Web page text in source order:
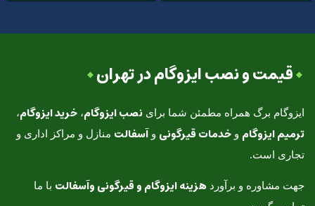
قیمت و نصب ایزوگام در تهران
ایزوگام برگ همراه مطمئن شما برای نصب ایزوگام، خرید ایزوگام،
ترمیم ایزوگام و خدمات قیرگونی و آسفالت منازل و مراکز اداری و
تجاری است.
جهت مشاوره و برآورد هزینه ایزوگام و قیرگونی وآسفالت با ما